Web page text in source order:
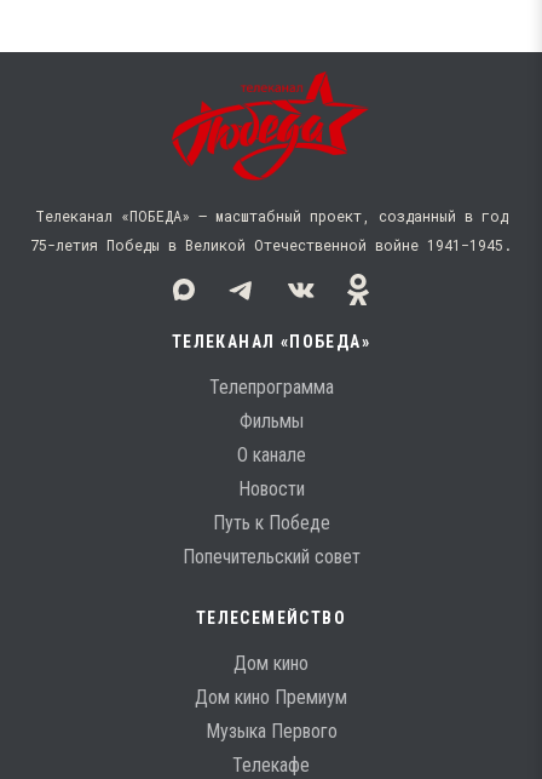
Телеканал «ПОБЕДА» — масштабный проект, созданный в год
75-летия Победы в Великой Отечественной войне 1941−1945.
ТЕЛЕКАНАЛ «ПОБЕДА»
Телепрограмма
Фильмы
О канале
Новости
Путь к Победе
Попечительский совет
ТЕЛЕСЕМЕЙСТВО
Дом кино
Дом кино Премиум
Музыка Первого
Телекафе